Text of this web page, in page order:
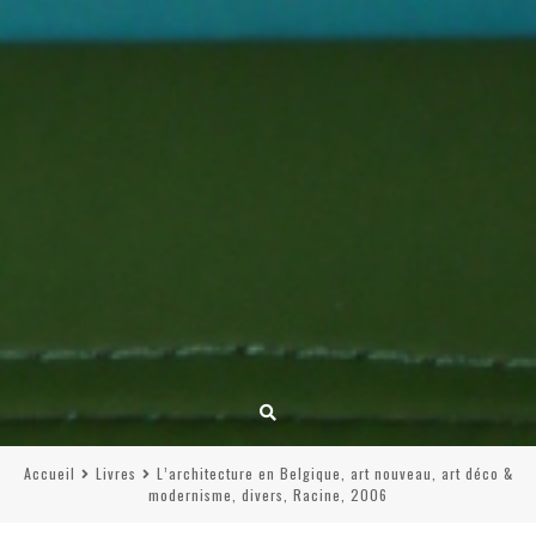
Accueil Livres
L’architecture en Belgique, art nouveau, art déco &
modernisme, divers, Racine, 2006